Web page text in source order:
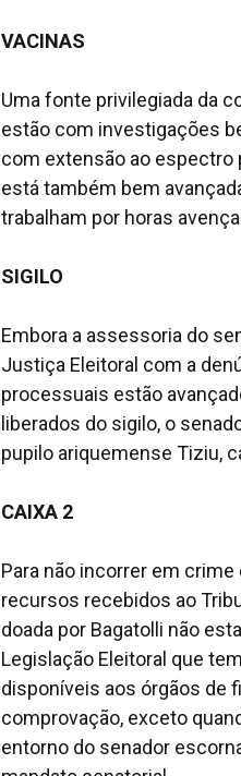
VACINAS
Uma fonte privilegiada da
estão com investigações
com extensão ao espectro
está também bem
trabalham por horas
SIGILO
Embora a assessoria do
Justiça Eleitoral com a
processuais estão
liberados do sigilo, o
pupilo ariquemense Tiziu,
CAIXA 2
Para não incorrer em
recursos recebidos ao
doada por Bagatolli não
Legislação Eleitoral que
disponíveis aos órgãos de
comprovação, exceto
entorno do senador